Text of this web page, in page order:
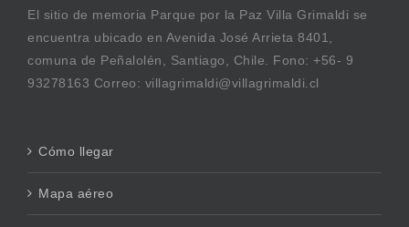
El sitio de memoria Parque por la Paz Villa Grimaldi se
encuentra ubicado en Avenida José Arrieta 8401,
comuna de Peñalolén, Santiago, Chile. Fono: +56- 9
93278163 Correo: villagrimaldi@villagrimaldi.cl
Cómo llegar
Mapa aéreo